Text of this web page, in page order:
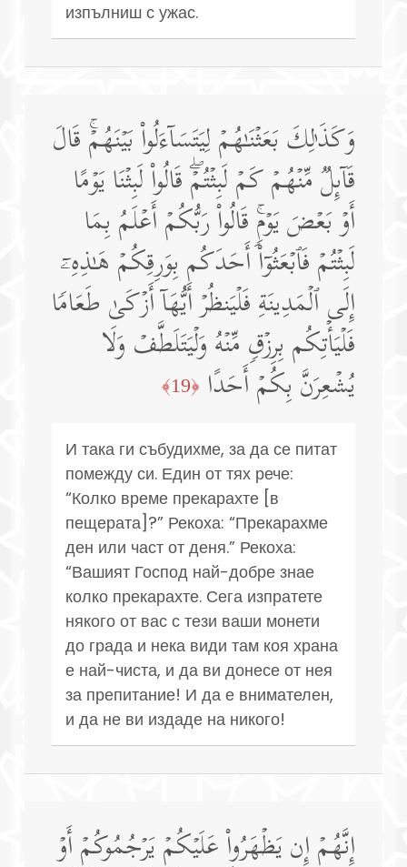
изпълниш с ужас.
وَكَذَ ٰ⁠لِكَ بَعَثۡنَـٰهُمۡ لِیَتَسَاۤءَلُوا۟ بَیۡنَهُمۡۚ قَالَ
قَاۤىِٕلࣱ مِّنۡهُمۡ كَمۡ لَبِثۡتُمۡۖ قَالُوا۟ لَبِثۡنَا یَوۡمًا
أَوۡ بَعۡضَ یَوۡمࣲۚ قَالُوا۟ رَبُّكُمۡ أَعۡلَمُ بِمَا
لَبِثۡتُمۡ فَٱبۡعَثُوۤا۟ أَحَدَكُم بِوَرِقِكُمۡ هَـٰذِهِۦۤ
إِلَى ٱلۡمَدِینَةِ فَلۡیَنظُرۡ أَیُّهَاۤ أَزۡكَىٰ طَعَامࣰا
فَلۡیَأۡتِكُم بِرِزۡقࣲ مِّنۡهُ وَلۡیَتَلَطَّفۡ وَلَا
یُشۡعِرَنَّ بِكُمۡ أَحَدًا ﴿19﴾
И така ги събудихме, за да се питат
помежду си. Един от тях рече:
“Колко време прекарахте [в
пещерата]?” Рекоха: “Прекарахме
ден или част от деня.” Рекоха:
“Вашият Господ най-добре знае
колко прекарахте. Сега изпратете
някого от вас с тези ваши монети
до града и нека види там коя храна
е най-чиста, и да ви донесе от нея
за препитание! И да е внимателен,
и да не ви издаде на никого!
إِنَّهُمۡ إِن یَظۡهَرُوا۟ عَلَیۡكُمۡ یَرۡجُمُوكُمۡ أَوۡ